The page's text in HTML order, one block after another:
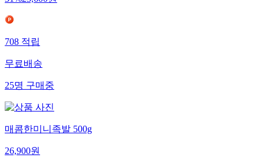
31%23,600원
708적립
무료배송
25명구매중
매콤한미니족발 500g
26,900원